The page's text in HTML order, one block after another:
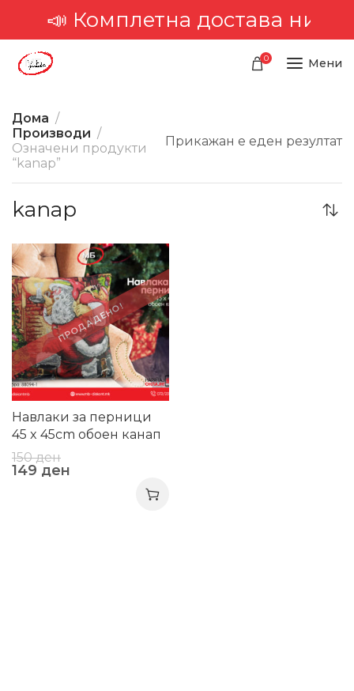
📣 Комплетна достава низ
0 Мени
Дома
Производи
Означени продукти
“kanap”
Прикажан е еден резултат
kanap
ПРОДАДЕНО!
-1%
Навлаки за перници
45 x 45cm обоен канап
150ден
149 ден